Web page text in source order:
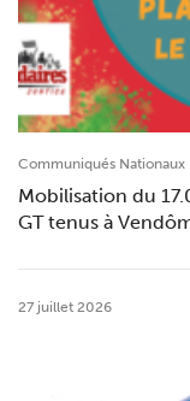
Communiqués Nationaux
Mobilisation du
GT tenus à
27 juillet 2026